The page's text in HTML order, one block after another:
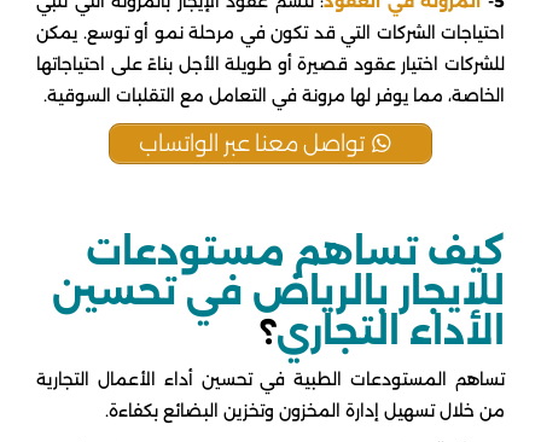
احتياجات الشركات التي قد تكون في مرحلة نمو أو توسع. يمكن
للشركات اختيار عقود قصيرة أو طويلة الأجل بناءً على احتياجاتها
الخاصة، مما يوفر لها مرونة في التعامل مع التقلبات السوقية.
تواصل معنا عبر الواتساب
كيف تساهم مستودعات
للايجار بالرياض في تحسين
الأداء التجاري؟
تساهم المستودعات الطبية في تحسين أداء الأعمال التجارية
من خلال تسهيل إدارة المخزون وتخزين البضائع بكفاءة.